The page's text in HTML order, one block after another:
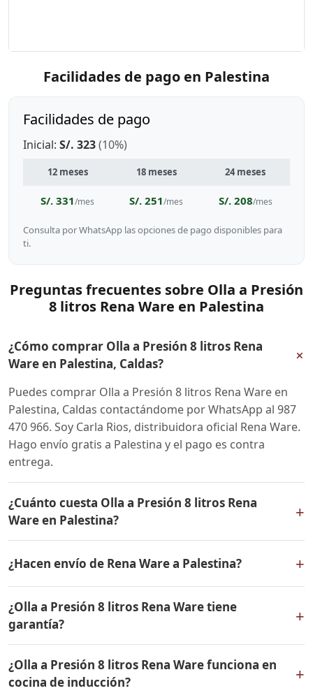
Facilidades de pago en Palestina
Facilidades de pago
Inicial: S/. 323(10%)
12 meses 18 meses 24 meses
S/. 331/mes S/. 251/mes S/. 208/mes
Consulta por WhatsApp las opciones de pago disponibles para
ti.
Preguntas frecuentes sobre Olla a Presión
8 litros Rena Ware en Palestina
¿Cómo comprar Olla a Presión 8 litros Rena
Ware en Palestina, Caldas?
+
Puedes comprar Olla a Presión 8 litros Rena Ware en
Palestina, Caldas contactándome por WhatsApp al 987
470 966. Soy Carla Rios, distribuidora oficial Rena Ware.
Hago envío gratis a Palestina y el pago es contra
entrega.
¿Cuánto cuesta Olla a Presión 8 litros Rena
Ware en Palestina?
+
mismo en todo Colombia. Contáctame por WhatsApp
para conocer el precio actual, promociones disponibles
y facilidades de pago en cuotas desde el 10% de inicial.
¿Hacen envío de Rena Ware a Palestina? +
Ware a Palestina, Caldas y a todo Colombia. El pago es
contra entrega.
¿Olla a Presión 8 litros Rena Ware tiene
garantía?
+
por vida contra defectos de fabricación. Todos los
productos Rena Ware están fabricados en acero
¿Olla a Presión 8 litros Rena Ware funciona en
cocina de inducción?
+